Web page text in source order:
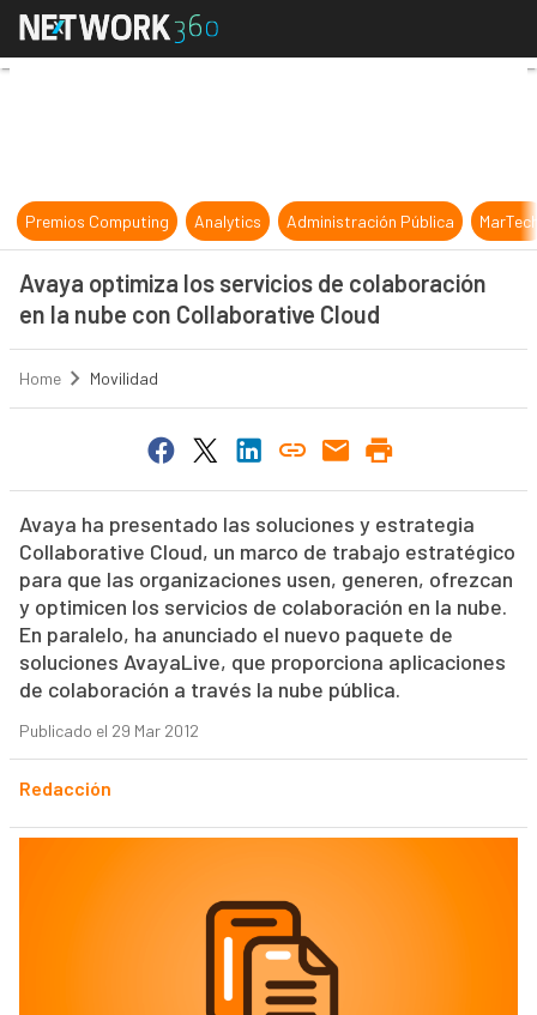
Avaya optimiza los servicios de
Premios Computing Analytics Administración Pública
Avaya optimiza los servicios de colaboración
en la nube con Collaborative Cloud
Home Movilidad
Avaya ha presentado las soluciones y estrategia
Collaborative Cloud, un marco de trabajo estratégico
para que las organizaciones usen, generen, ofrezcan
y optimicen los servicios de colaboración en la nube.
En paralelo, ha anunciado el nuevo paquete de
soluciones AvayaLive, que proporciona aplicaciones
de colaboración a través la nube pública.
Publicado el 29 Mar 2012
Redacción